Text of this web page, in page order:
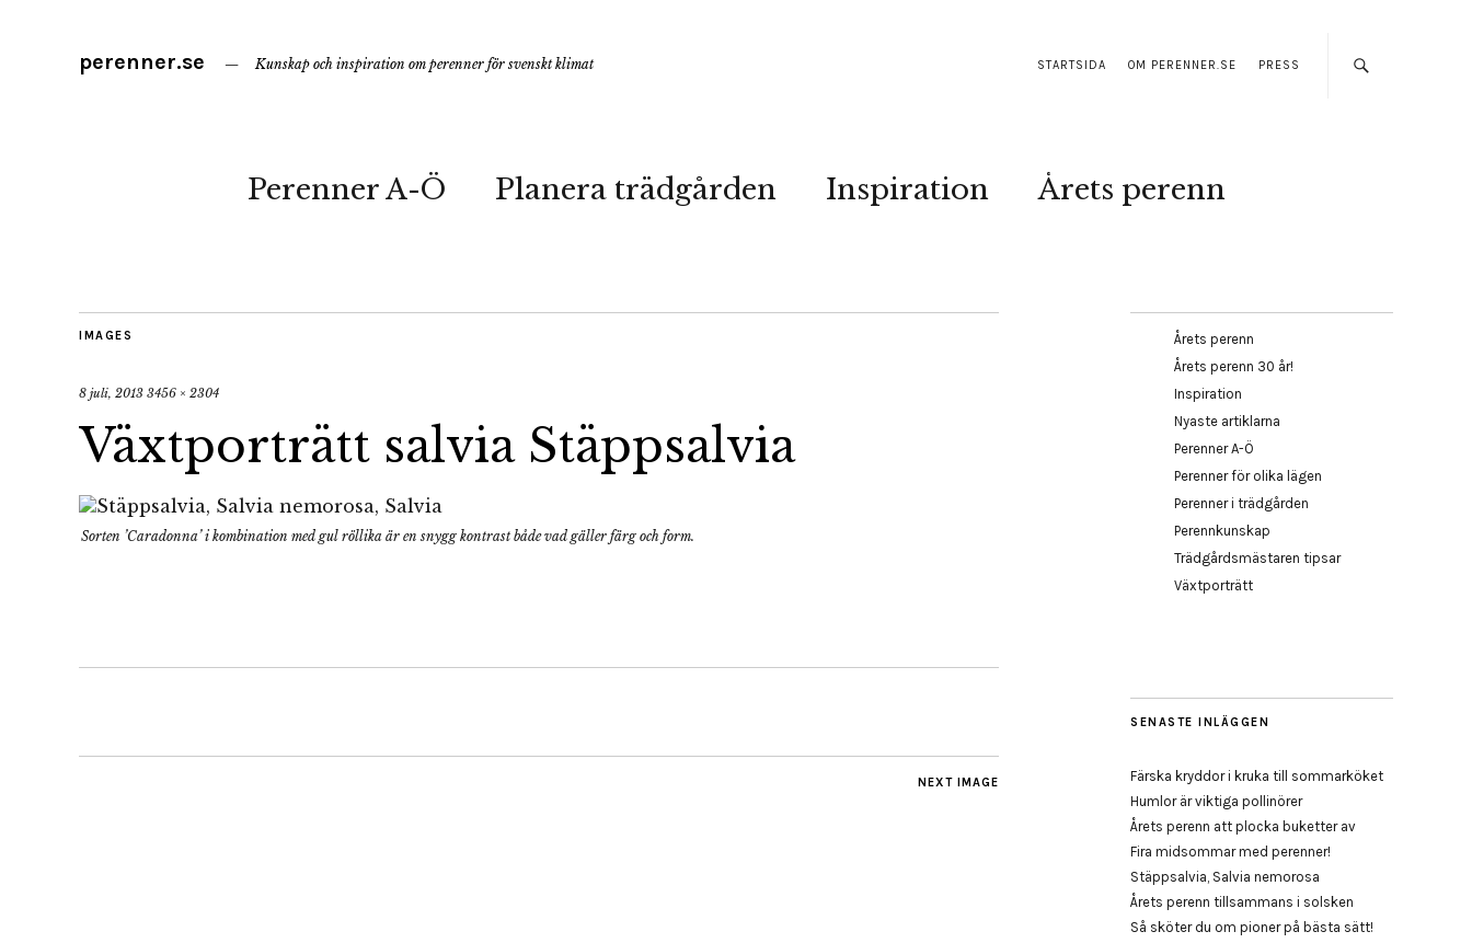
STARTSIDA OM PERENNER.SE PRESS
perenner.se Kunskap och inspiration om perenner för svenskt klimat
Perenner A-Ö Planera trädgården Inspiration Årets perenn
IMAGES
8 juli, 2013 3456 × 2304
Växtporträtt salvia Stäppsalvia
Sorten ’Caradonna’ i kombination med gul röllika är en snygg kontrast både vad gäller färg och form.
NEXT IMAGE
Årets perenn
Årets perenn 30 år!
Inspiration
Nyaste artiklarna
Perenner A-Ö
Perenner för olika lägen
Perenner i trädgården
Perennkunskap
Trädgårdsmästaren tipsar
Växtporträtt
SENASTE INLÄGGEN
Färska kryddor i kruka till sommarköket
Humlor är viktiga pollinörer
Årets perenn att plocka buketter av
Fira midsommar med perenner!
Stäppsalvia, Salvia nemorosa
Årets perenn tillsammans i solsken
Så sköter du om pioner på bästa sätt!